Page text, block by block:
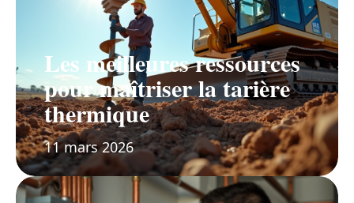
Les meilleures ressources
pour maîtriser la tarière
thermique
11 mars 2026